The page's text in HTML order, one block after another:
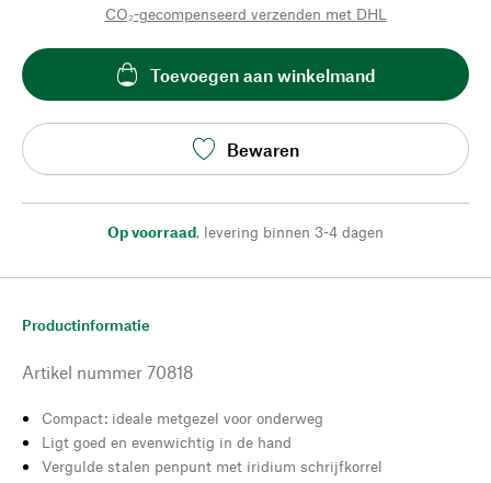
CO₂-gecompenseerd verzenden met DHL
Toevoegen aan winkelmand
Bewaren
Op voorraad, levering binnen 3-4 dagen
Productinformatie
Artikel nummer 70818
Compact: ideale metgezel voor onderweg
Ligt goed en evenwichtig in de hand
Vergulde stalen penpunt met iridium schrijfkorrel